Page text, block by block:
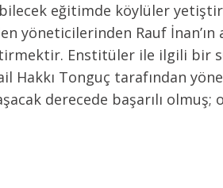
eğitimde köylüler
yöneticilerinden Rauf İnan’ın
Enstitüler ile ilgili bir
Tonguç tarafından
derecede başarılı